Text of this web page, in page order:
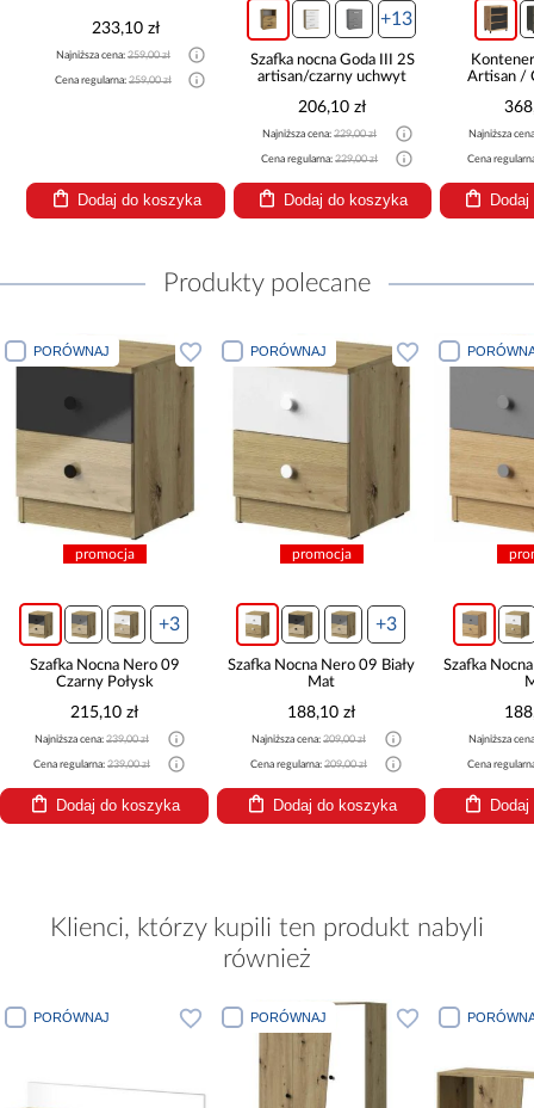
233,10 zł
Najniższa cena: 259,00 zł
Cena regularna: 259,00 zł
Dodaj do koszyka
+13
Szafka nocna Goda III 2S
artisan/czarny uchwyt
206,10 zł
Najniższa cena:229,00 zł
Cena regularna:229,00 zł
Dodaj do koszyka
Artisan /
Najniższa
Cena
Produkty polecane
PORÓWNAJ
promocja
+3
Szafka Nocna Nero 09
Czarny Połysk
215,10 zł
Najniższa cena: 239,00 zł
Cena regularna: 239,00 zł
Dodaj do koszyka
PORÓWNAJ
promocja
+3
Szafka Nocna Nero 09 Biały
Mat
188,10 zł
Najniższa cena: 209,00 zł
Cena regularna: 209,00 zł
Dodaj do koszyka
Szafka
Najniższa
Cena
Klienci, którzy kupili ten produkt nabyli
również
PORÓWNAJ PORÓWNAJ